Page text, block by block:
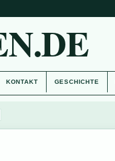
KONTAKT GESCHICHTE